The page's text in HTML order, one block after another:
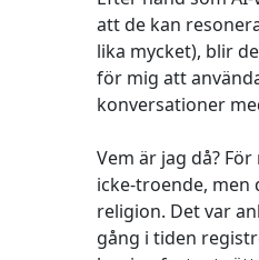
att de kan
lika mycket), blir
för mig att
konversationer
Vem är jag då?
icke-troende,
religion. Det var
gång i tiden